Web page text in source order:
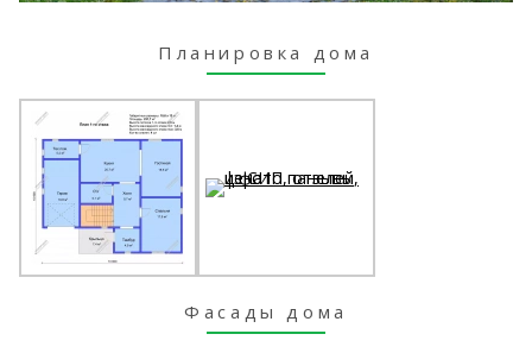
Планировка дома
Фасады дома